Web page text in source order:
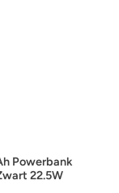
Powerbank
22.5W